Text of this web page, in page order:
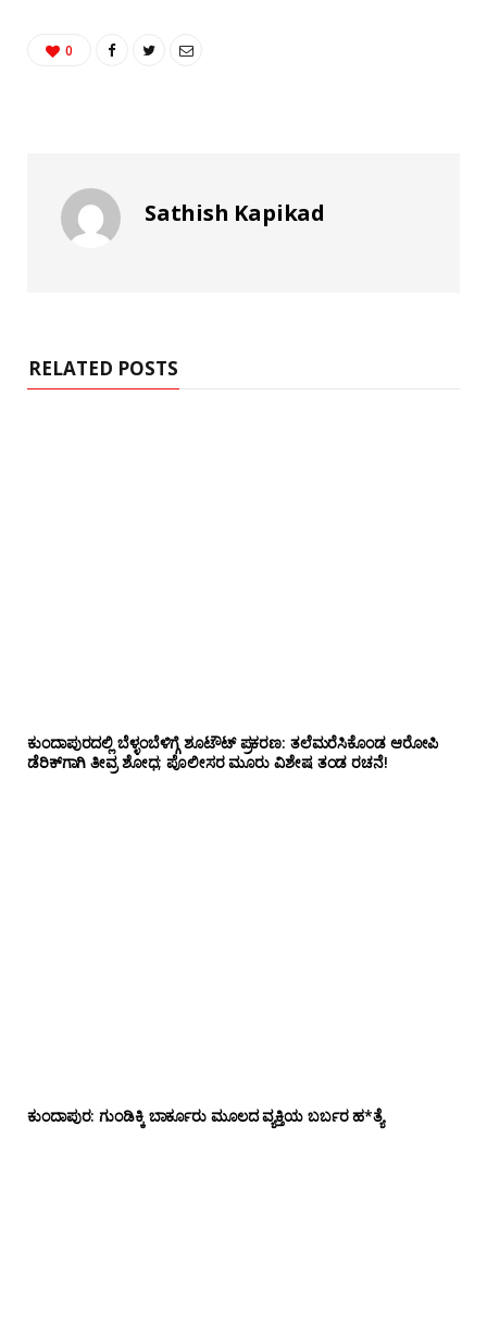
0
Sathish Kapikad
RELATED POSTS
ಕುಂದಾಪುರದಲ್ಲಿ ಬೆಳ್ಳಂಬೆಳಿಗ್ಗೆ ಶೂಟೌಟ್ ಪ್ರಕರಣ: ತಲೆಮರೆಸಿಕೊಂಡ ಆರೋಪಿ
ಡೆರಿಕ್‌ಗಾಗಿ ತೀವ್ರ ಶೋಧ; ಪೊಲೀಸರ ಮೂರು ವಿಶೇಷ ತಂಡ ರಚನೆ!
ಕುಂದಾಪುರ: ಗುಂಡಿಕ್ಕಿ ಬಾರ್ಕೂರು‌ ಮೂಲದ ವ್ಯಕ್ತಿಯ ಬರ್ಬರ ಹ*ತ್ಯೆ